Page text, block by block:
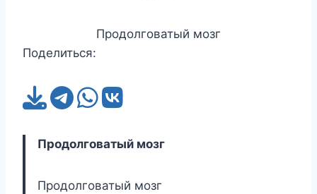
Продолговатый мозг
Поделиться:
Продолговатый мозг
Продолговатый мозг